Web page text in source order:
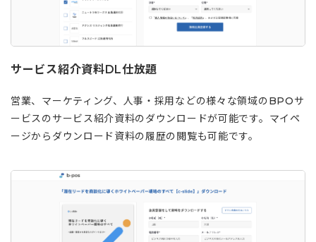
サービス紹介資料DL仕放題
営業、マーケティング、人事・採用などの様々な領域のBPOサ
ービスのサービス紹介資料のダウンロードが可能です。マイペ
ージからダウンロード資料の履歴の閲覧も可能です。